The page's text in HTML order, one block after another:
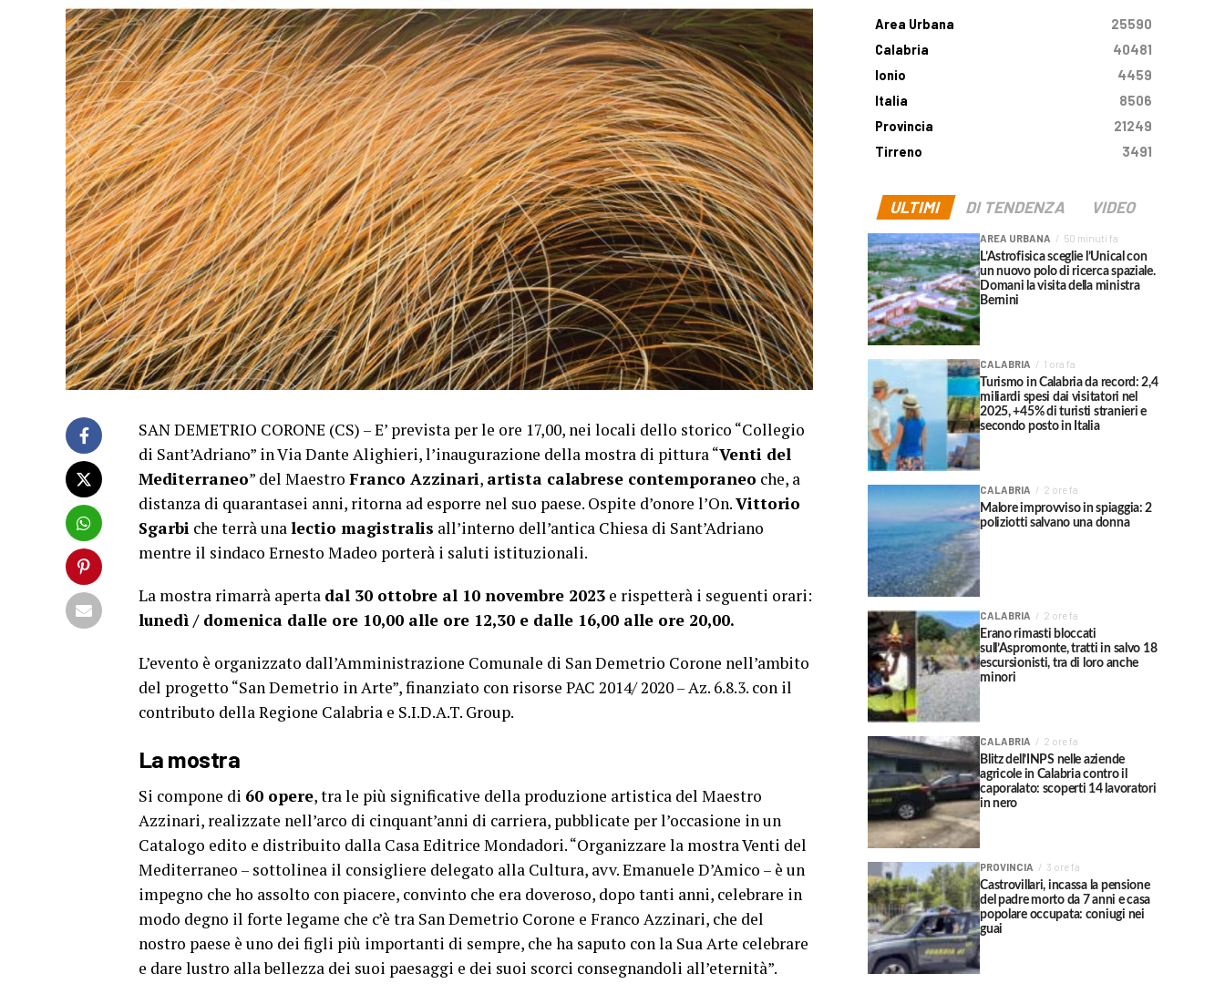
SAN DEMETRIO CORONE (CS) – E’ prevista per le ore 17,00, nei locali dello storico “Collegio
di Sant’Adriano” in Via Dante Alighieri, l’inaugurazione della mostra di pittura “Venti del
Mediterraneo” del Maestro Franco Azzinari, artista calabrese contemporaneo che, a
distanza di quarantasei anni, ritorna ad esporre nel suo paese. Ospite d’onore l’On.Vittorio
Sgarbi che terrà unalectio magistralis all’interno dell’antica Chiesa di Sant’Adriano
mentre il sindaco Ernesto Madeo porterà i saluti istituzionali.
La mostra rimarrà aperta dal 30 ottobre al 10 novembre 2023 e rispetterà i seguenti orari:
lunedì / domenica dalle ore 10,00 alle ore 12,30 e dalle 16,00 alle ore 20,00.
L’evento è organizzato dall’Amministrazione Comunale di San Demetrio Corone nell’ambito
del progetto “San Demetrio in Arte”, finanziato con risorse PAC 2014/ 2020 – Az. 6.8.3. con il
contributo della Regione Calabria e S.I.D.A.T. Group.
La mostra
Si compone di 60 opere, tra le più significative della produzione artistica del Maestro
Azzinari, realizzate nell’arco di cinquant’anni di carriera, pubblicate per l’occasione in un
Catalogo edito e distribuito dalla Casa Editrice Mondadori. “Organizzare la mostra Venti del
Mediterraneo – sottolinea il consigliere delegato alla Cultura, avv. Emanuele D’Amico – è un
impegno che ho assolto con piacere, convinto che era doveroso, dopo tanti anni, celebrare in
modo degno il forte legame che c’è tra San Demetrio Corone e Franco Azzinari, che del
nostro paese è uno dei figli più importanti di sempre, che ha saputo con la Sua Arte celebrare
e dare lustro alla bellezza dei suoi paesaggi e dei suoi scorci consegnandoli all’eternità”.
Area Urbana
25590
Calabria
40481
Ionio
4459
Italia
8506
Provincia
21249
Tirreno
3491
ULTIMI DI TENDENZA VIDEO
AREA URBANA 50 minuti fa
L’Astrofisica sceglie l’Unical con
un nuovo polo di ricerca spaziale.
Domani la visita della ministra
Bernini
CALABRIA 1 ora fa
Turismo in Calabria da record: 2,4
miliardi spesi dai visitatori nel
2025, +45% di turisti stranieri e
secondo posto in Italia
CALABRIA 2 ore fa
Malore improvviso in spiaggia: 2
poliziotti salvano una donna
CALABRIA 2 ore fa
Erano rimasti bloccati
sull’Aspromonte, tratti in salvo 18
escursionisti, tra di loro anche
minori
CALABRIA 2 ore fa
Blitz dell’INPS nelle aziende
agricole in Calabria contro il
caporalato: scoperti 14 lavoratori
in nero
PROVINCIA 3 ore fa
Castrovillari, incassa la pensione
del padre morto da 7 anni e casa
popolare occupata: coniugi nei
guai